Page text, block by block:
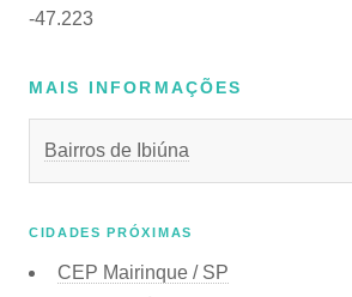
-47.223
MAIS INFORMAÇÕES
Bairros de Ibiúna
CIDADES PRÓXIMAS
CEP Mairinque / SP